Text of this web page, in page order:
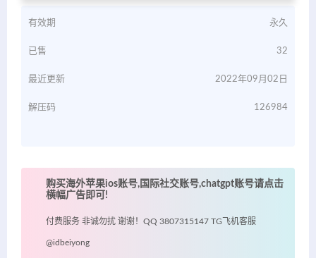
有效期 永久
已售 32
最近更新 2022年09月02日
解压码 126984
购买海外苹果ios账号,国际社交账号,chatgpt账号请点击
横幅广告即可!
付费服务 非诚勿扰 谢谢！QQ 3807315147 TG飞机客服
@idbeiyong